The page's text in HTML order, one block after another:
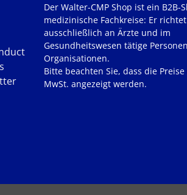
Der Walter-CMP Shop ist ein B2B-
medizinische Fachkreise: Er
ausschließlich an Ärzte und im
Gesundheitswesen tätige
Organisationen.
Bitte beachten Sie, dass die Preise
MwSt. angezeigt werden.